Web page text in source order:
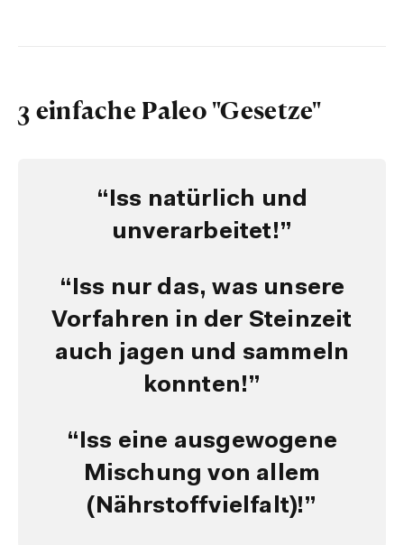
3 einfache Paleo "Gesetze"
“Iss natürlich und
unverarbeitet!”
“Iss nur das, was unsere
Vorfahren in der Steinzeit
auch jagen und sammeln
konnten!”
“Iss eine ausgewogene
Mischung von allem
(Nährstoffvielfalt)!”